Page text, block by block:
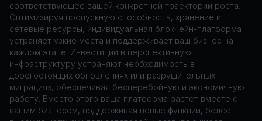
соответствующее вашей конкретной траектории роста.
Оптимизируя пропускную способность, хранение и
сетевые ресурсы, индивидуальная блокчейн-платформа
устраняет узкие места и поддерживает ваш бизнес на
каждом этапе. Инвестиции в перспективную
инфраструктуру устраняют необходимость в
дорогостоящих обновлениях или разрушительных
миграциях, обеспечивая бесперебойную и экономичную
работу. Вместо этого ваша платформа растет вместе с
вашим бизнесом, поддерживая новые функции, более